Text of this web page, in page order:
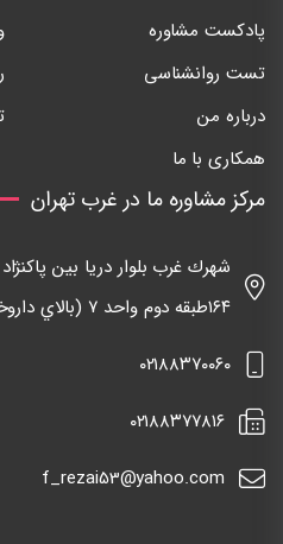
پادکست مشاوره
تست روانشناسی
درباره من
همکاری با ما
مرکز مشاوره ما در غرب تهران
شهرك غرب بلوار دريا بين
١٦٤طبقه دوم واحد ٧ (بالاي داروخانه پرسيان)
٠٢١٨٨٣٧٠٠٦٠
٠٢١٨٨٣٧٧٨١٦
f_rezai53@yahoo.com